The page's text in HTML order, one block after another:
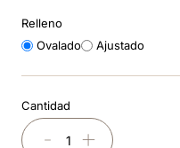
9.kep nova
Relleno
Ovalado
Ajustado
Cantidad
＋
－